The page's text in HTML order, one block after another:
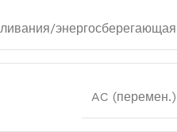
энергосберегающая
AC (перемен.)